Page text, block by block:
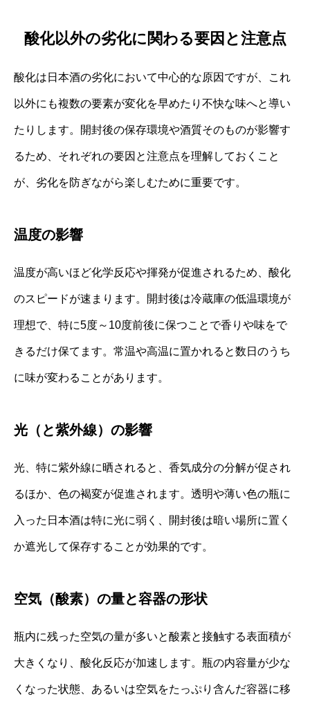
酸化以外の劣化に関わる要因と注意点
酸化は日本酒の劣化において中心的な原因ですが、これ
以外にも複数の要素が変化を早めたり不快な味へと導い
たりします。開封後の保存環境や酒質そのものが影響す
るため、それぞれの要因と注意点を理解しておくこと
が、劣化を防ぎながら楽しむために重要です。
温度の影響
温度が高いほど化学反応や揮発が促進されるため、酸化
のスピードが速まります。開封後は冷蔵庫の低温環境が
理想で、特に5度～10度前後に保つことで香りや味をで
きるだけ保てます。常温や高温に置かれると数日のうち
に味が変わることがあります。
光（と紫外線）の影響
光、特に紫外線に晒されると、香気成分の分解が促され
るほか、色の褐変が促進されます。透明や薄い色の瓶に
入った日本酒は特に光に弱く、開封後は暗い場所に置く
か遮光して保存することが効果的です。
空気（酸素）の量と容器の形状
瓶内に残った空気の量が多いと酸素と接触する表面積が
大きくなり、酸化反応が加速します。瓶の内容量が少な
くなった状態、あるいは空気をたっぷり含んだ容器に移